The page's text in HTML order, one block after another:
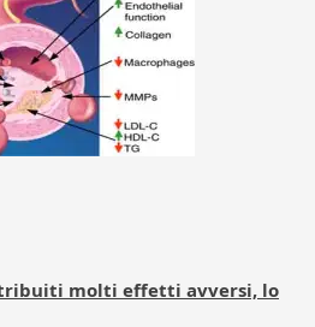
molti effetti avversi, lo